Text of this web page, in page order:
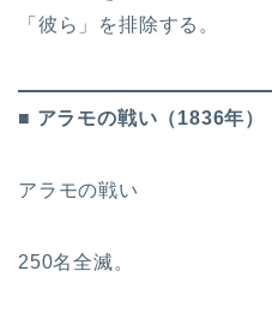
「彼ら」を排除する。
■ アラモの戦い（1836年）
アラモの戦い
250名全滅。